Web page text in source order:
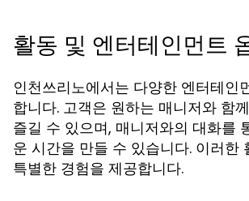
활동 및 엔터테인먼트
인천쓰리노에서는 다양한 엔터테인
합니다. 고객은 원하는 매니저와 함
즐길 수 있으며, 매니저와의 대화를
운 시간을 만들 수 있습니다. 이러한
특별한 경험을 제공합니다.